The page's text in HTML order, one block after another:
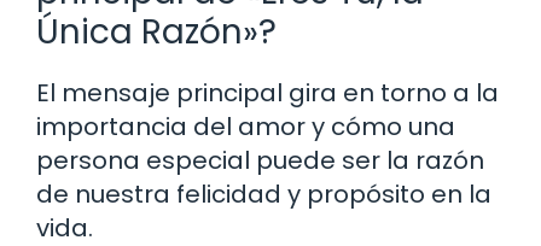
Única Razón»?
El mensaje principal gira en torno a la
importancia del amor y cómo una
persona especial puede ser la razón
de nuestra felicidad y propósito en la
vida.